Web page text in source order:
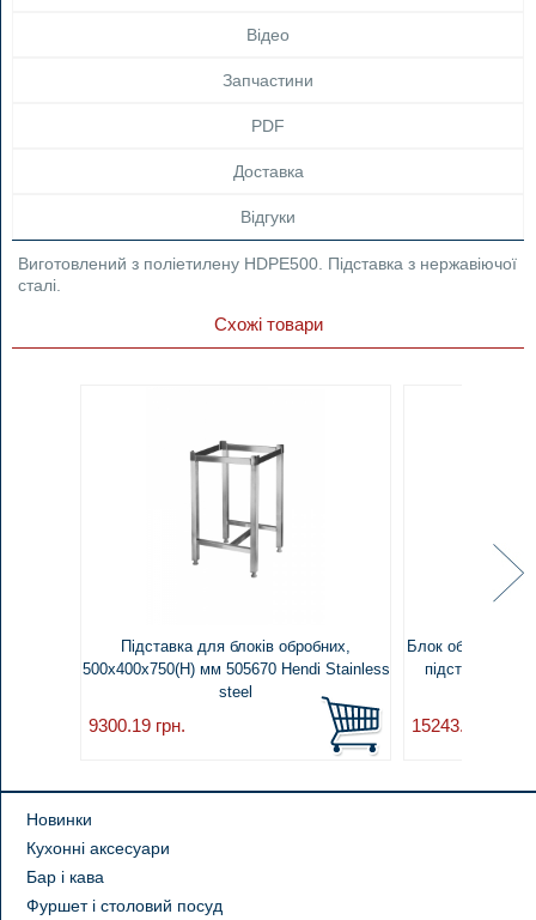
Відео
Запчастини
PDF
Доставка
Відгуки
Виготовлений з поліетилену HDPE500. Підставка з нержавіючої
сталі.
Схожі товари
Підставка для блоків обробних,
500x400x750(H) мм 505670 Hendi Stainless
steel
9300.19 грн.
Блок обробний
підставці,
15243.00
Новинки
Кухонні аксесуари
Бар і кава
Фуршет і столовий посуд